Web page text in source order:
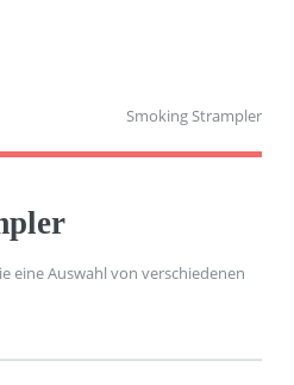
Smoking Strampler
eine Auswahl von verschiedenen